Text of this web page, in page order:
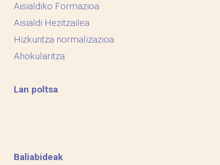
Aisialdiko Formazioa
Aisialdi Hezitzailea
Hizkuntza normalizazioa
Ahokularitza
Lan poltsa
Baliabideak